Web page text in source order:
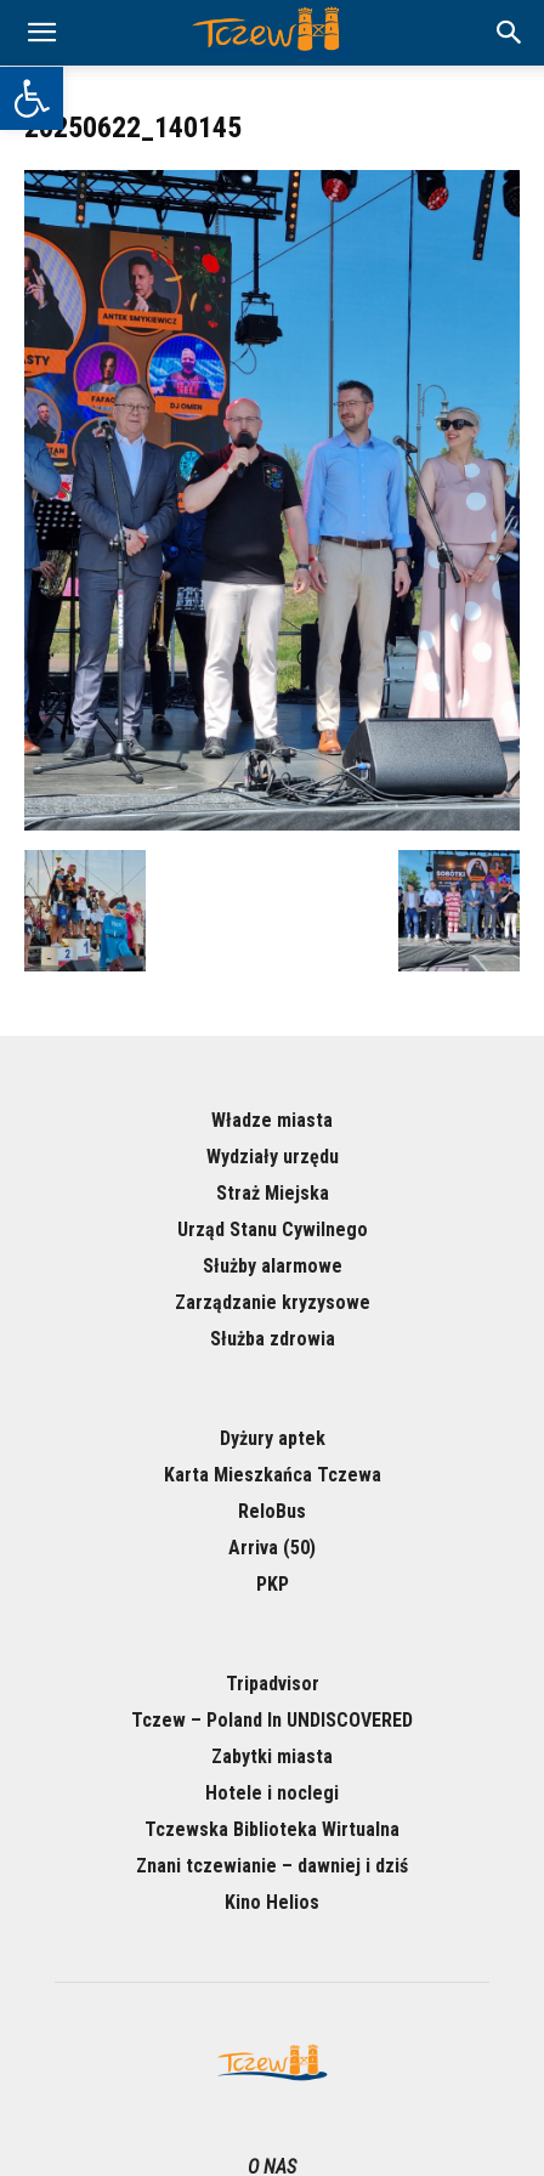
Otwórz pasek narzędzi
20250622_140145
Władze miasta
Wydziały urzędu
Straż Miejska
Urząd Stanu Cywilnego
Służby alarmowe
Zarządzanie kryzysowe
Służba zdrowia
Dyżury aptek
Karta Mieszkańca Tczewa
ReloBus
Arriva (50)
PKP
Tripadvisor
Tczew – Poland In UNDISCOVERED
Zabytki miasta
Hotele i noclegi
Tczewska Biblioteka Wirtualna
Znani tczewianie – dawniej i dziś
Kino Helios
O NAS